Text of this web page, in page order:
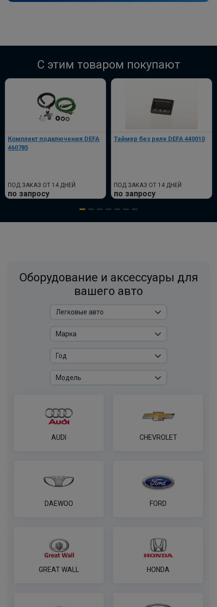
C этим товаром покупают
Комплект подключения DEFA
460785
ПОД ЗАКАЗ ОТ 14 ДНЕЙ
по запросу
Таймер без реле DEFA 440010
ПОД ЗАКАЗ ОТ 14 ДНЕЙ
по запросу
Оборудование и аксессуары для
вашего авто
AUDI CHEVROLET
DAEWOO FORD
GREAT WALL HONDA